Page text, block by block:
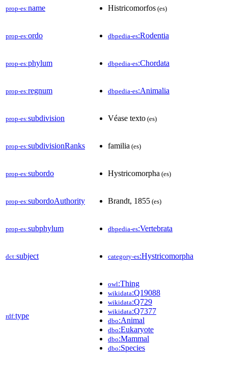
prop-es:name Histricomorfos (es)
prop-es:ordo dbpedia-es:Rodentia
prop-es:phylum dbpedia-es:Chordata
prop-es:regnum dbpedia-es:Animalia
prop-es:subdivision Véase texto (es)
prop-es:subdivisionRanks familia (es)
prop-es:subordo Hystricomorpha (es)
prop-es:subordoAuthority Brandt, 1855 (es)
prop-es:subphylum dbpedia-es:Vertebrata
dct:subject category-es:Hystricomorpha
rdf:type
owl:Thing
wikidata:Q19088
wikidata:Q729
wikidata:Q7377
dbo:Animal
dbo:Eukaryote
dbo:Mammal
dbo:Species